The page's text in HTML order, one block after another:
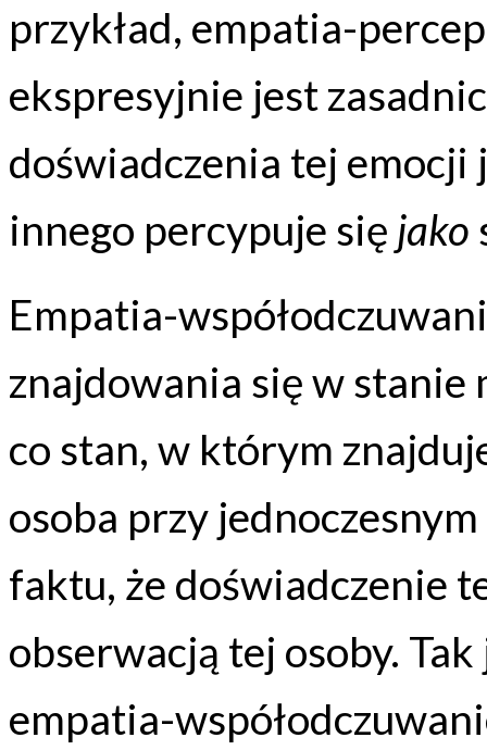
przykład, empatia-
ekspresyjnie jest
doświadczenia tej emocji
innego percypuje się jako
Empatia-
znajdowania się w stanie
co stan, w którym
osoba przy
faktu, że doświadczenie
obserwacją tej osoby.
empatia-